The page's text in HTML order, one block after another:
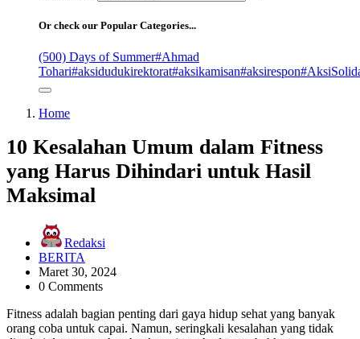
Or check our Popular Categories...
(500) Days of Summer#Ahmad
Tohari#aksidudukirektorat#aksikamisan#aksirespon
Home
10 Kesalahan Umum dalam Fitness
yang Harus Dihindari untuk Hasil
Maksimal
Redaksi
BERITA
Maret 30, 2024
0 Comments
Fitness adalah bagian penting dari gaya hidup sehat yang banyak
orang coba untuk capai. Namun, seringkali kesalahan yang tidak